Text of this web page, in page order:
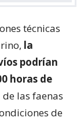
técnicas
la
podrían
horas de
las faenas
de